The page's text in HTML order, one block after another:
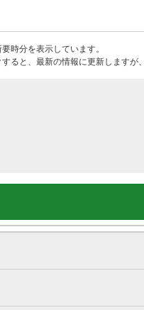
時分を表示しています。
ると、最新の情報に更新します